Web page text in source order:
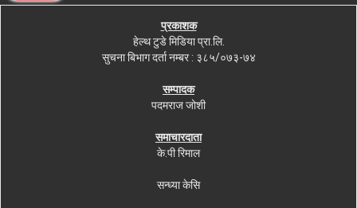
प्रकाशक
हेल्थ टुडे मिडिया प्रा.लि.
सुचना बिभाग दर्ता नम्बर : ३८५/०७३-७४
सम्पादक
पदमराज जोशी
समाचारदाता
के.पी रिमाल
सन्ध्या केसि